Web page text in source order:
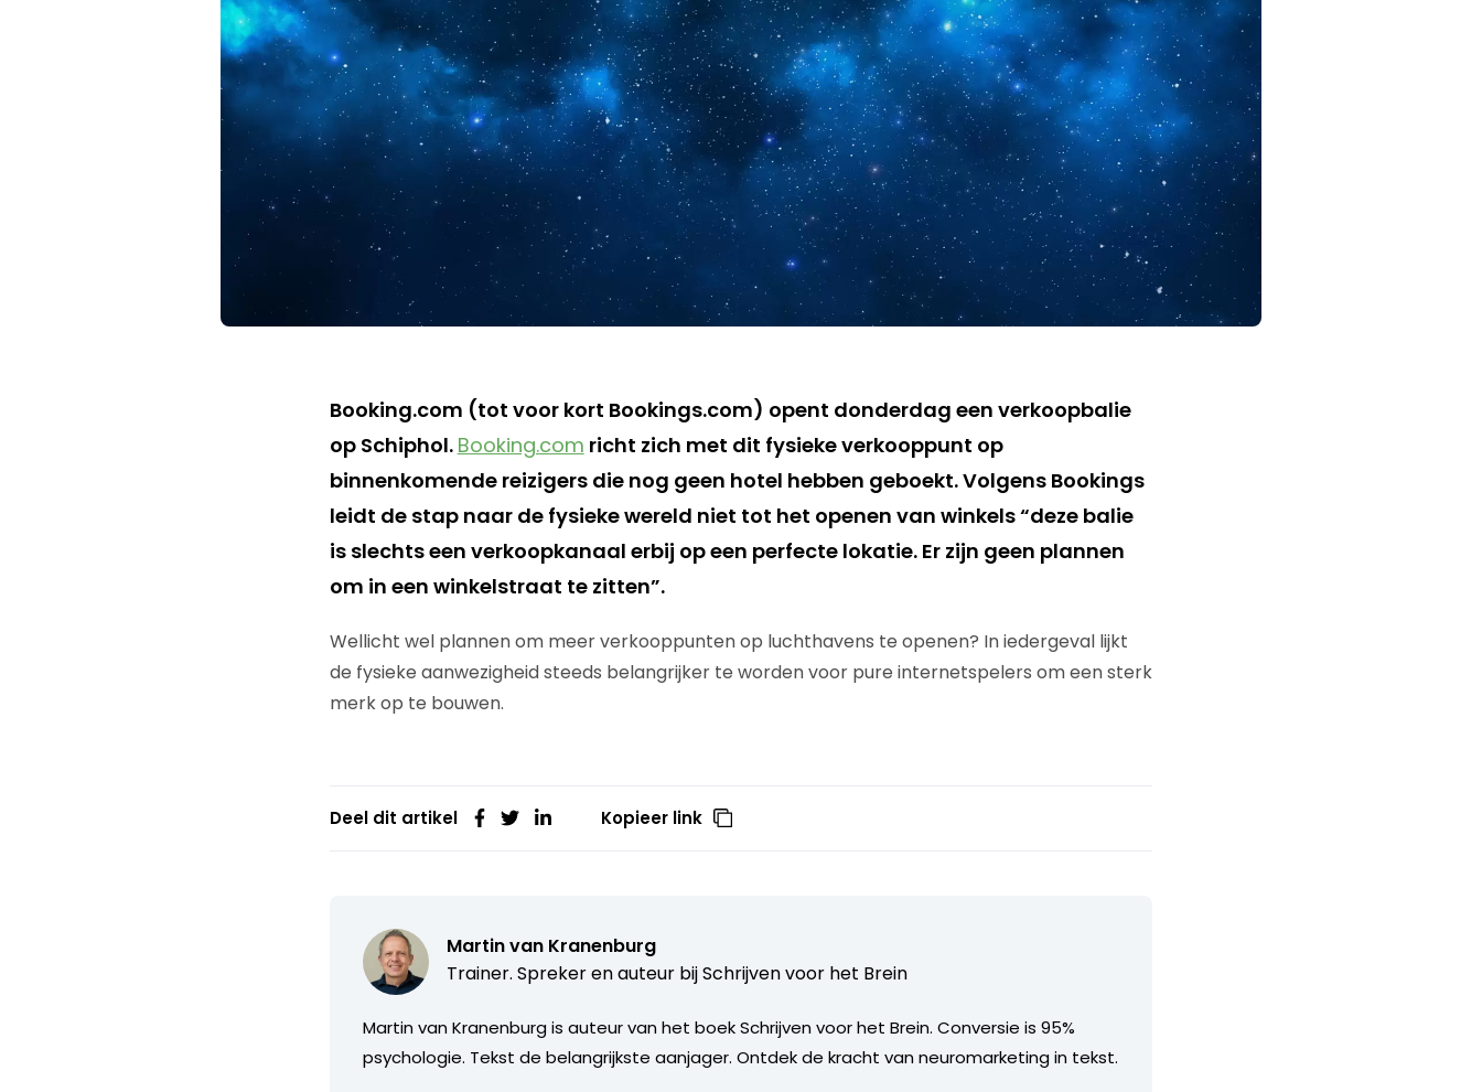
Booking.com (tot voor kort Bookings.com) opent donderdag een verkoopbalie
op Schiphol. Booking.com richt zich met dit fysieke verkooppunt op
binnenkomende reizigers die nog geen hotel hebben geboekt. Volgens Bookings
leidt de stap naar de fysieke wereld niet tot het openen van winkels “deze balie
is slechts een verkoopkanaal erbij op een perfecte lokatie. Er zijn geen plannen
om in een winkelstraat te zitten”.
Wellicht wel plannen om meer verkooppunten op luchthavens te openen? In iedergeval lijkt
de fysieke aanwezigheid steeds belangrijker te worden voor pure internetspelers om een sterk
merk op te bouwen.
Deel dit artikel Kopieer link
Martin van Kranenburg
Trainer. Spreker en auteur bijSchrijven voor het Brein
Martin van Kranenburg is auteur van het boek Schrijven voor het Brein. Conversie is 95%
psychologie. Tekst de belangrijkste aanjager. Ontdek de kracht van neuromarketing in tekst.